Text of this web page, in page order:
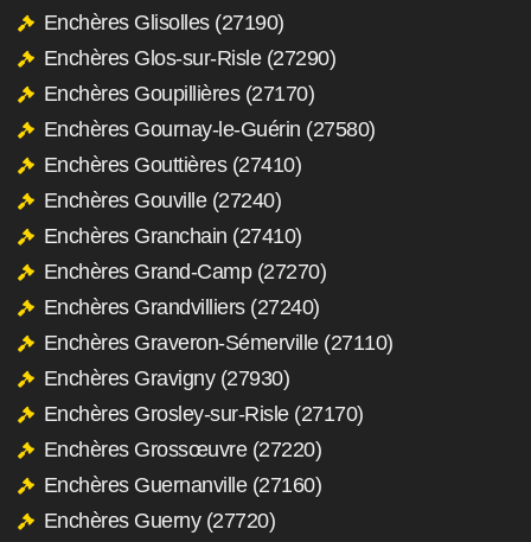
Enchères Glisolles (27190)
Enchères Glos-sur-Risle (27290)
Enchères Goupillières (27170)
Enchères Gournay-le-Guérin (27580)
Enchères Gouttières (27410)
Enchères Gouville (27240)
Enchères Granchain (27410)
Enchères Grand-Camp (27270)
Enchères Grandvilliers (27240)
Enchères Graveron-Sémerville (27110)
Enchères Gravigny (27930)
Enchères Grosley-sur-Risle (27170)
Enchères Grossœuvre (27220)
Enchères Guernanville (27160)
Enchères Guerny (27720)